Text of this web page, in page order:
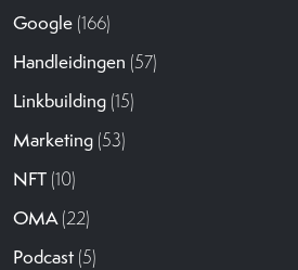
Google (166)
Handleidingen (57)
Linkbuilding (15)
Marketing (53)
NFT (10)
OMA(22)
Podcast (5)